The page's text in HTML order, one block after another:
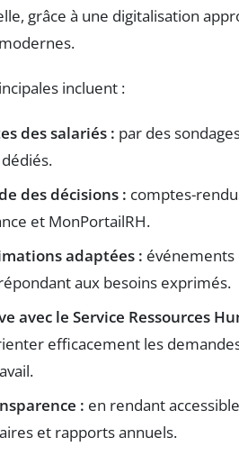
grâce à une digitalisation
incluent :
des salariés : par des
des décisions : comptes-
et MonPortailRH.
adaptées : événements
aux besoins exprimés.
avec le Service Ressources
efficacement les
: en rendant
et rapports annuels.